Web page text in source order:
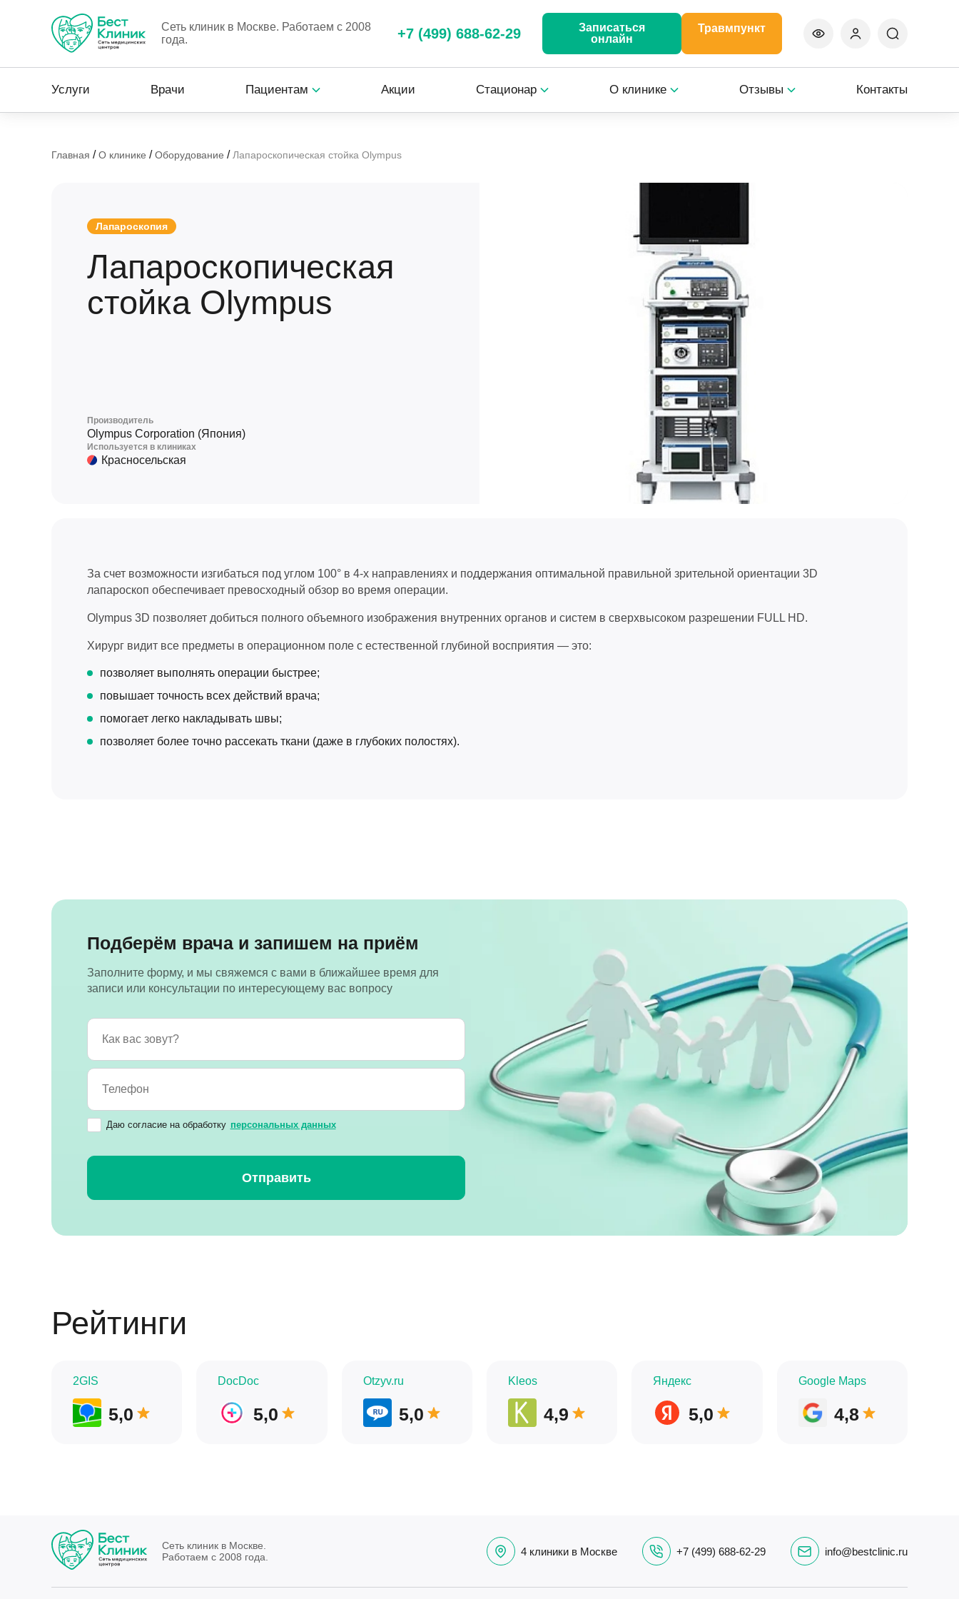
Сеть клиник в Москве. Работаем с 2008
года.
+7 (499) 688-62-29
Записаться
онлайн
Травмпункт
Услуги Врачи Пациентам Акции Стационар О клинике Отзывы Контакты
Главная /О клинике /Оборудование / Лапароскопическая стойка Olympus
Лапароскопия
Лапароскопическая
стойка Olympus
Производитель
Olympus Corporation (Япония)
Используется в клиниках
Красносельская
За счет возможности изгибаться под углом 100° в 4-х направлениях и поддержания оптимальной правильной зрительной ориентации 3D
лапароскоп обеспечивает превосходный обзор во время операции.
Olympus 3D позволяет добиться полного объемного изображения внутренних органов и систем в cверхвысоком разрешении FULL HD.
Хирург видит все предметы в операционном поле с естественной глубиной восприятия — это:
позволяет выполнять операции быстрее;
повышает точность всех действий врача;
помогает легко накладывать швы;
позволяет более точно рассекать ткани (даже в глубоких полостях).
Подберём врача и запишем на приём
Заполните форму, и мы свяжемся с вами в ближайшее время для
записи или консультации по интересующему вас вопросу
Даю согласие на обработку персональных данных
Рейтинги
2GIS
5,0
DocDoc
5,0
Otzyv.ru
5,0
Kleos
4,9
Яндекс
5,0
Google Maps
4,8
Сеть клиник в Москве.
Работаем с 2008 года.
4 клиники в Москве +7 (499) 688-62-29 info@bestclinic.ru